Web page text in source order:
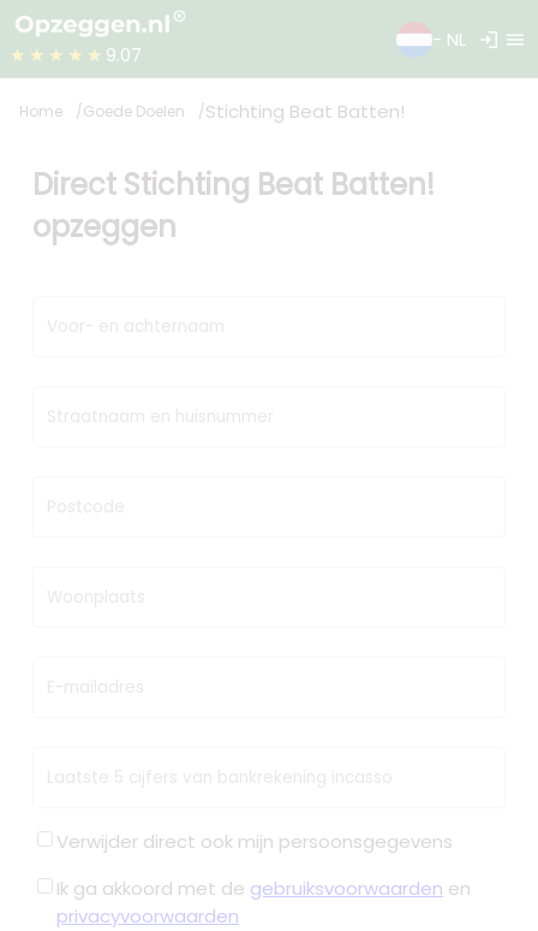
★★★★★ 9.07
- NL login menu
Home Goede Doelen Stichting Beat Batten!
Direct Stichting Beat Batten!
opzeggen
Voor- en achternaam
Straatnaam en huisnummer
Postcode
Woonplaats
E-mailadres
Laatste 5 cijfers van bankrekening incasso
Verwijder direct ook mijn persoonsgegevens
Ik ga akkoord met de gebruiksvoorwaarden en
privacyvoorwaarden